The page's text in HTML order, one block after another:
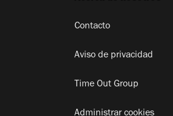
Contacto
Aviso de privacidad
Time Out Group
Administrar cookies